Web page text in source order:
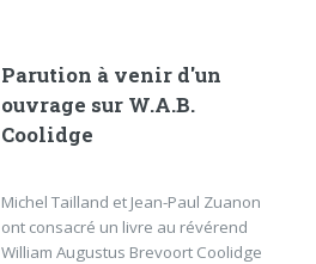
Parution à venir d'un
ouvrage sur W.A.B.
Coolidge
Michel Tailland et Jean-Paul Zuanon
ont consacré un livre au révérend
William Augustus Brevoort Coolidge